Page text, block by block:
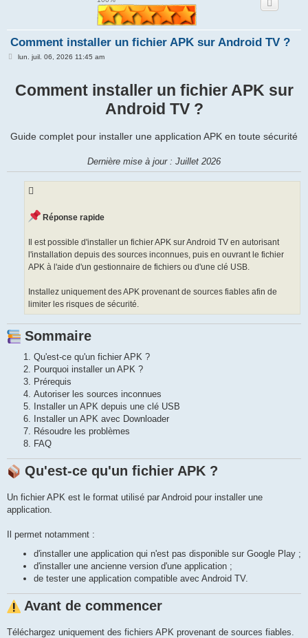
r
Comment installer un fichier APK sur Android TV ?
M
a
g
lun. juil. 06, 2026 11:45 am
Comment installer un fichier APK sur
Android TV ?
Guide complet pour installer une application APK en toute sécurité
Dernière mise à jour : Juillet 2026
Réponse rapide
Il est possible d'installer un fichier APK sur Android TV en autorisant
l'installation depuis des sources inconnues, puis en ouvrant le fichier
APK à l'aide d'un gestionnaire de fichiers ou d'une clé USB.
Installez uniquement des APK provenant de sources fiables afin de
limiter les risques de sécurité.
Sommaire
Qu'est-ce qu'un fichier APK ?
Pourquoi installer un APK ?
Prérequis
Autoriser les sources inconnues
Installer un APK depuis une clé USB
Installer un APK avec Downloader
Résoudre les problèmes
FAQ
Qu'est-ce qu'un fichier APK ?
Un fichier APK est le format utilisé par Android pour installer une
application.
Il permet notamment :
d'installer une application qui n'est pas disponible sur Google Play ;
d'installer une ancienne version d'une application ;
de tester une application compatible avec Android TV.
Avant de commencer
Téléchargez uniquement des fichiers APK provenant de sources fiables.